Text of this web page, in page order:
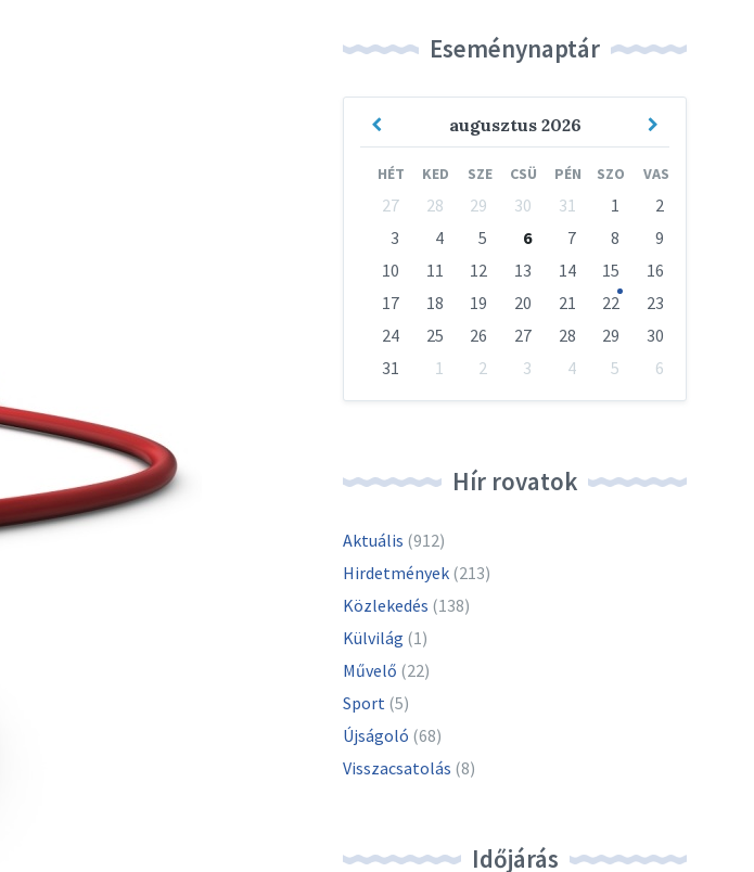
Eseménynaptár
augusztus 2026
Previous
Next
HÉT KED SZE CSÜ PÉN SZO VAS
Skip
calendar
days
27 28 29 30 31 1
2
3
4 5 6 7 8
9
10
11 12 13 14 15
16
17
18 19 20 21 22
23
24
25 26 27 28 29
30
31
1 2 3 4 5
6
Hír rovatok
Aktuális (912)
Hirdetmények (213)
Közlekedés (138)
Külvilág (1)
Művelő (22)
Sport (5)
Újságoló (68)
Visszacsatolás (8)
Időjárás